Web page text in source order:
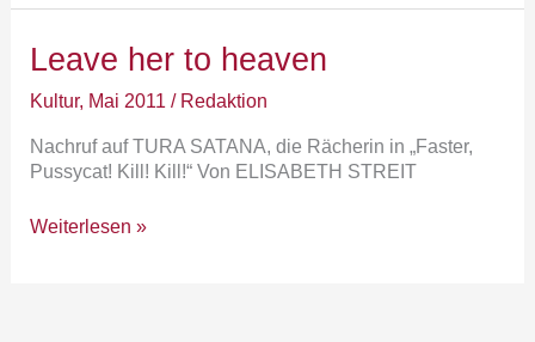
Leave her to heaven
Kultur, Mai 2011 / Redaktion
Nachruf auf TURA SATANA, die Rächerin in „Faster,
Pussycat! Kill! Kill!“ Von ELISABETH STREIT
Leave
her
to
Weiterlesen »